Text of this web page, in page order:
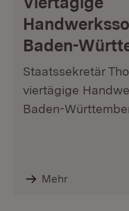
Baden-
Staatssekretär
viertägige
Baden-
Mehr